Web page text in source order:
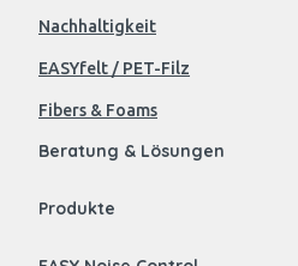
Nachhaltigkeit
EASYfelt / PET-Filz
Fibers & Foams
Beratung & Lösungen
Produkte